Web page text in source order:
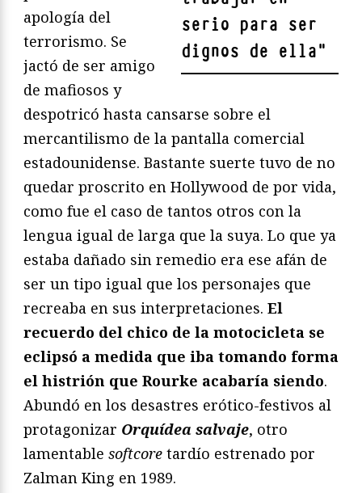
serio para ser
dignos de ella"
apología del
terrorismo. Se
jactó de ser amigo
de mafiosos y
despotricó hasta cansarse sobre el
mercantilismo de la pantalla comercial
estadounidense. Bastante suerte tuvo de no
quedar proscrito en Hollywood de por vida,
como fue el caso de tantos otros con la
lengua igual de larga que la suya. Lo que ya
estaba dañado sin remedio era ese afán de
ser un tipo igual que los personajes que
recreaba en sus interpretaciones. El
recuerdo del chico de la motocicleta se
eclipsó a medida que iba tomando forma
el histrión que Rourke acabaría siendo.
Abundó en los desastres erótico-festivos al
protagonizar Orquídea salvaje, otro
lamentable softcore tardío estrenado por
Zalman King en 1989.